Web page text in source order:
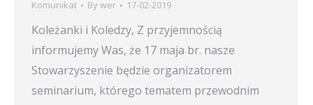
Komunikat By wer 17-02-2019
Koleżanki i Koledzy, Z przyjemnością
informujemy Was, że 17 maja br. nasze
Stowarzyszenie będzie organizatorem
seminarium, którego tematem przewodnim